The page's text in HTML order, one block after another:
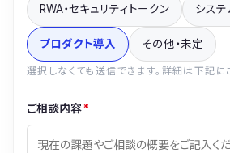
RWA・セキュリティトークン シス
プロダクト導入 その他・未定
選択しなくても送信できます。詳細は下記に
ご相談内容*